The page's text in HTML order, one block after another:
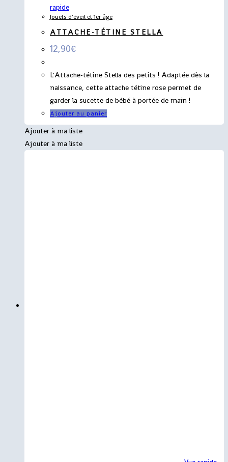
rapide
Jouets d'éveil et 1er âge
ATTACHE-TÉTINE STELLA
12,90€
L'Attache-tétine Stella des petits ! Adaptée dès la
naissance, cette attache tétine rose permet de
garder la sucette de bébé à portée de main !
Ajouter au panier
Ajouter à ma liste
Ajouter à ma liste